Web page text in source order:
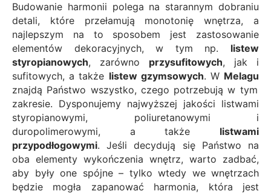
Budowanie harmonii polega na starannym dobraniu
detali, które przełamują monotonię wnętrza, a
najlepszym na to sposobem jest zastosowanie
elementów dekoracyjnych, w tym np. listew
styropianowych, zarówno przysufitowych, jak i
sufitowych, a także listew gzymsowych. W Melagu
znajdą Państwo wszystko, czego potrzebują w tym
zakresie. Dysponujemy najwyższej jakości listwami
styropianowymi, poliuretanowymi i
duropolimerowymi, a także listwami
przypodłogowymi. Jeśli decydują się Państwo na
oba elementy wykończenia wnętrz, warto zadbać,
aby były one spójne – tylko wtedy we wnętrzach
będzie mogła zapanować harmonia, która jest